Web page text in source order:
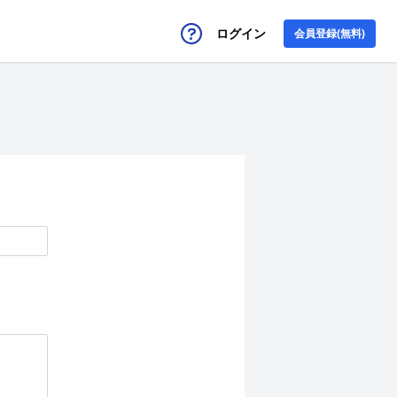
ログイン 会員登録(無料)